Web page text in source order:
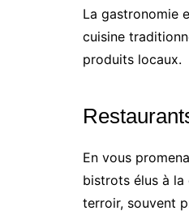
La gastronomie
cuisine
produits locaux.
En vous
bistrots élus à la
terroir, souvent